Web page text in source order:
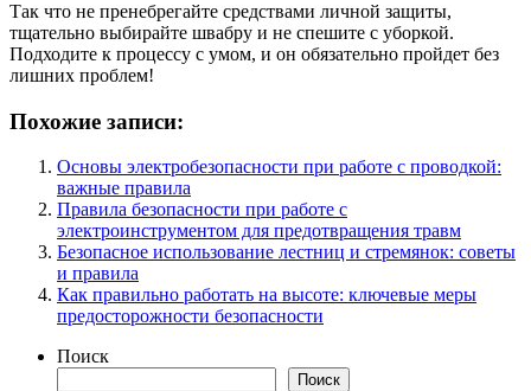
Так что не пренебрегайте средствами личной защиты,
тщательно выбирайте швабру и не спешите с уборкой.
Подходите к процессу с умом, и он обязательно пройдет без
лишних проблем!
Похожие записи:
Основы электробезопасности при работе с проводкой:
важные правила
Правила безопасности при работе с
электроинструментом для предотвращения травм
Безопасное использование лестниц и стремянок: советы
и правила
Как правильно работать на высоте: ключевые меры
предосторожности безопасности
Поиск
Поиск